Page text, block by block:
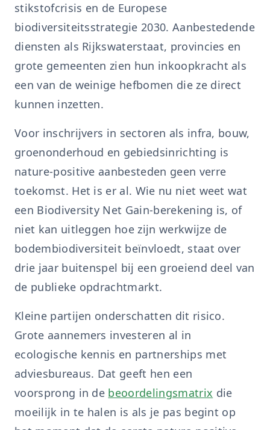
stikstofcrisis en de Europese
biodiversiteitsstrategie 2030. Aanbestedende
diensten als Rijkswaterstaat, provincies en
grote gemeenten zien hun inkoopkracht als
een van de weinige hefbomen die ze direct
kunnen inzetten.
Voor inschrijvers in sectoren als infra, bouw,
groenonderhoud en gebiedsinrichting is
nature-positive aanbesteden geen verre
toekomst. Het is er al. Wie nu niet weet wat
een Biodiversity Net Gain-berekening is, of
niet kan uitleggen hoe zijn werkwijze de
bodembiodiversiteit beïnvloedt, staat over
drie jaar buitenspel bij een groeiend deel van
de publieke opdrachtmarkt.
Kleine partijen onderschatten dit risico.
Grote aannemers investeren al in
ecologische kennis en partnerships met
adviesbureaus. Dat geeft hen een
voorsprong in de beoordelingsmatrix die
moeilijk in te halen is als je pas begint op